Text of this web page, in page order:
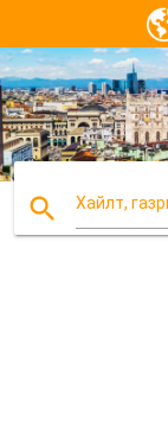
search Хайлт,